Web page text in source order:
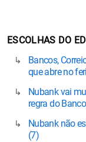
ESCOLHAS DO
Bancos,
que abre no
Nubank vai
regra do
Nubank não
(7)